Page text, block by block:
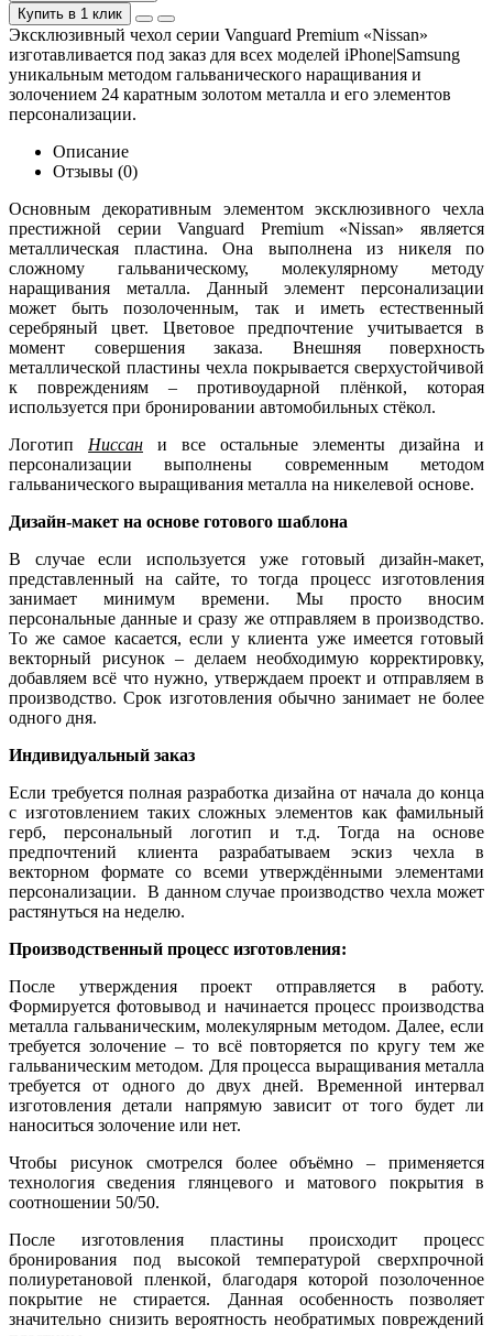
Купить в 1 клик
Эксклюзивный чехол серии Vanguard Premium «Nissan»
изготавливается под заказ для всех моделей iPhone|Samsung
уникальным методом гальванического наращивания и
золочением 24 каратным золотом металла и его элементов
персонализации.
Описание
Отзывы (0)
Основным декоративным элементом эксклюзивного чехла
престижной серии Vanguard Premium «Nissan» является
металлическая пластина. Она выполнена из никеля по
сложному гальваническому, молекулярному методу
наращивания металла. Данный элемент персонализации
может быть позолоченным, так и иметь естественный
серебряный цвет. Цветовое предпочтение учитывается в
момент совершения заказа. Внешняя поверхность
металлической пластины чехла покрывается сверхустойчивой
к повреждениям – противоударной плёнкой, которая
используется при бронировании автомобильных стёкол.
Логотип Ниссан и все остальные элементы дизайна и
персонализации выполнены современным методом
гальванического выращивания металла на никелевой основе.
Дизайн-макет на основе готового шаблона
В случае если используется уже готовый дизайн-макет,
представленный на сайте, то тогда процесс изготовления
занимает минимум времени. Мы просто вносим
персональные данные и сразу же отправляем в производство.
То же самое касается, если у клиента уже имеется готовый
векторный рисунок – делаем необходимую корректировку,
добавляем всё что нужно, утверждаем проект и отправляем в
производство. Срок изготовления обычно занимает не более
одного дня.
Индивидуальный заказ
Если требуется полная разработка дизайна от начала до конца
с изготовлением таких сложных элементов как фамильный
герб, персональный логотип и т.д. Тогда на основе
предпочтений клиента разрабатываем эскиз чехла в
векторном формате со всеми утверждёнными элементами
персонализации. В данном случае производство чехла может
растянуться на неделю.
Производственный процесс изготовления:
После утверждения проект отправляется в работу.
Формируется фотовывод и начинается процесс производства
металла гальваническим, молекулярным методом. Далее, если
требуется золочение – то всё повторяется по кругу тем же
гальваническим методом. Для процесса выращивания металла
требуется от одного до двух дней. Временной интервал
изготовления детали напрямую зависит от того будет ли
наноситься золочение или нет.
Чтобы рисунок смотрелся более объёмно – применяется
технология сведения глянцевого и матового покрытия в
соотношении 50/50.
После изготовления пластины происходит процесс
бронирования под высокой температурой сверхпрочной
полиуретановой пленкой, благодаря которой позолоченное
покрытие не стирается. Данная особенность позволяет
значительно снизить вероятность необратимых повреждений